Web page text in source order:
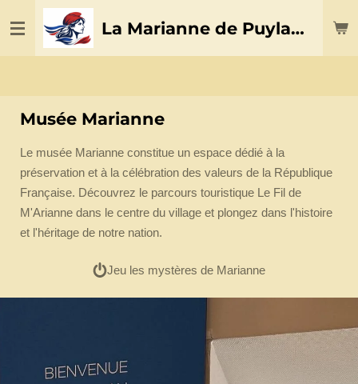
au
contenu
La Marianne de Puylaurens
Musée Marianne
Le musée Marianne constitue un espace dédié à la
préservation et à la célébration des valeurs de la République
Française. Découvrez le parcours touristique Le Fil de
M'Arianne dans le centre du village et plongez dans l'histoire
et l'héritage de notre nation.
Jeu les mystères de Marianne